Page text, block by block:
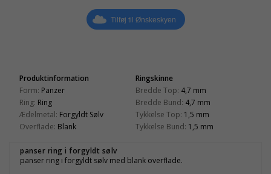
Tilføj til Ønskeskyen
Produktinformation
Form: Panzer
Ring: Ring
Ædelmetal: Forgyldt Sølv
Overflade: Blank
Ringskinne
Bredde Top: 4,7 mm
Bredde Bund: 4,7 mm
Tykkelse Top: 1,5 mm
Tykkelse Bund: 1,5 mm
panser ring i forgyldt sølv
panser ring i forgyldt sølv med blank overflade.